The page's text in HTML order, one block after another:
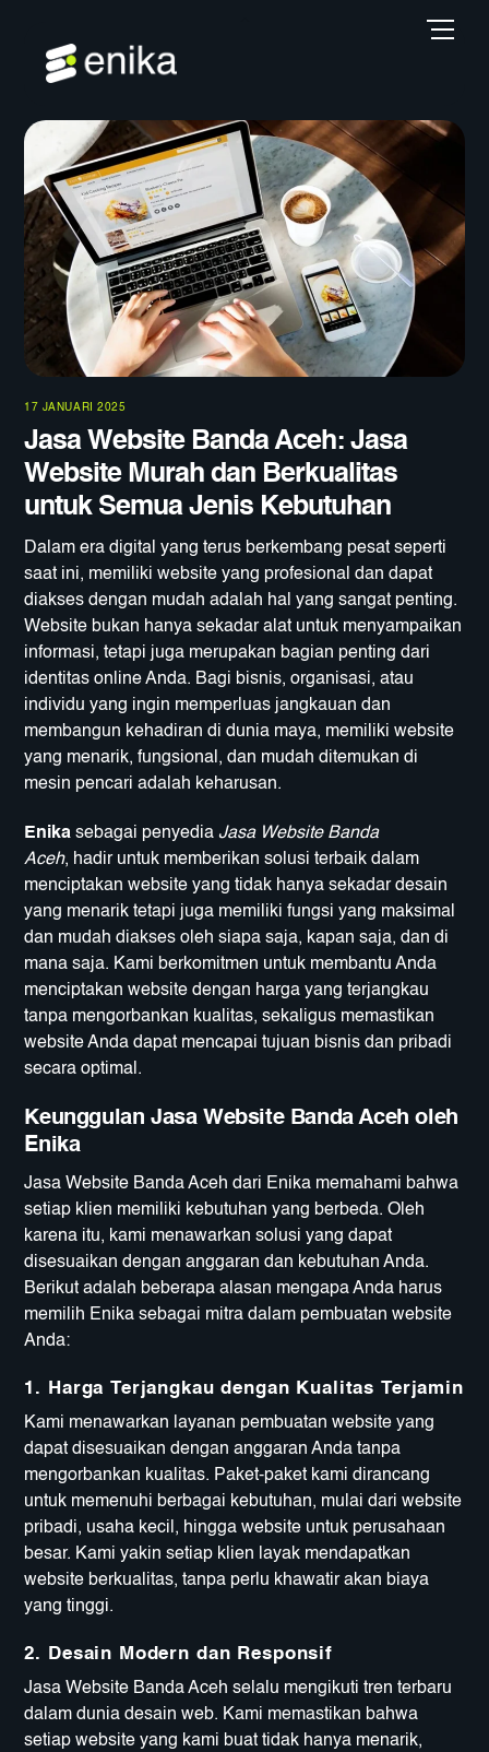
content
17 JANUARI 2025
Jasa Website Banda Aceh: Jasa
Website Murah dan Berkualitas
untuk Semua Jenis Kebutuhan
Dalam era digital yang terus berkembang pesat seperti
saat ini, memiliki website yang profesional dan dapat
diakses dengan mudah adalah hal yang sangat penting.
Website bukan hanya sekadar alat untuk menyampaikan
informasi, tetapi juga merupakan bagian penting dari
identitas online Anda. Bagi bisnis, organisasi, atau
individu yang ingin memperluas jangkauan dan
membangun kehadiran di dunia maya, memiliki website
yang menarik, fungsional, dan mudah ditemukan di
mesin pencari adalah keharusan.
Enikasebagai penyediaJasa Website Banda
Aceh, hadir untuk memberikan solusi terbaik dalam
menciptakan website yang tidak hanya sekadar desain
yang menarik tetapi juga memiliki fungsi yang maksimal
dan mudah diakses oleh siapa saja, kapan saja, dan di
mana saja. Kami berkomitmen untuk membantu Anda
menciptakan website dengan harga yang terjangkau
tanpa mengorbankan kualitas, sekaligus memastikan
website Anda dapat mencapai tujuan bisnis dan pribadi
secara optimal.
Keunggulan Jasa Website Banda Aceh oleh
Enika
Jasa Website Banda Aceh dari Enika memahami bahwa
setiap klien memiliki kebutuhan yang berbeda. Oleh
karena itu, kami menawarkan solusi yang dapat
disesuaikan dengan anggaran dan kebutuhan Anda.
Berikut adalah beberapa alasan mengapa Anda harus
memilih Enika sebagai mitra dalam pembuatan website
Anda:
1. Harga Terjangkau dengan Kualitas Terjamin
Kami menawarkan layanan pembuatan website yang
dapat disesuaikan dengan anggaran Anda tanpa
mengorbankan kualitas. Paket-paket kami dirancang
untuk memenuhi berbagai kebutuhan, mulai dari website
pribadi, usaha kecil, hingga website untuk perusahaan
besar. Kami yakin setiap klien layak mendapatkan
website berkualitas, tanpa perlu khawatir akan biaya
yang tinggi.
2. Desain Modern dan Responsif
Jasa Website Banda Aceh selalu mengikuti tren terbaru
dalam dunia desain web. Kami memastikan bahwa
setiap website yang kami buat tidak hanya menarik,